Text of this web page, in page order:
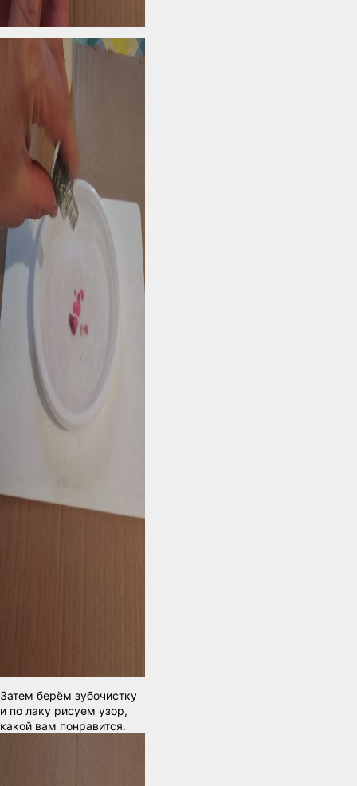
Затем берём зубочистку
и по лаку рисуем узор,
какой вам понравится.